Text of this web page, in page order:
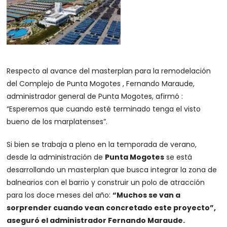
Respecto al avance del masterplan para la remodelación
del Complejo de Punta Mogotes , Fernando Maraude,
administrador general de Punta Mogotes, afirmó :
“Esperemos que cuando esté terminado tenga el visto
bueno de los marplatenses”.
Si bien se trabaja a pleno en la temporada de verano,
desde la administración de Punta Mogotes se está
desarrollando un masterplan que busca integrar la zona de
balnearios con el barrio y construir un polo de atracción
para los doce meses del año:“Muchos se van a
sorprender cuando vean concretado este proyecto”,
aseguró el administrador Fernando Maraude.